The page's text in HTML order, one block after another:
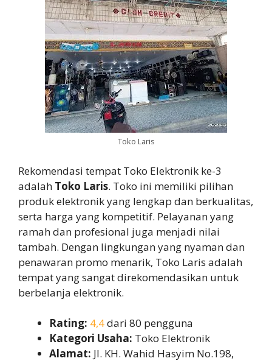
Toko Laris
Rekomendasi tempat Toko Elektronik ke-3
adalah Toko Laris. Toko ini memiliki pilihan
produk elektronik yang lengkap dan berkualitas,
serta harga yang kompetitif. Pelayanan yang
ramah dan profesional juga menjadi nilai
tambah. Dengan lingkungan yang nyaman dan
penawaran promo menarik, Toko Laris adalah
tempat yang sangat direkomendasikan untuk
berbelanja elektronik.
Rating: 4,4dari 80 pengguna
Kategori Usaha: Toko Elektronik
Alamat: Jl. KH. Wahid Hasyim No.198,